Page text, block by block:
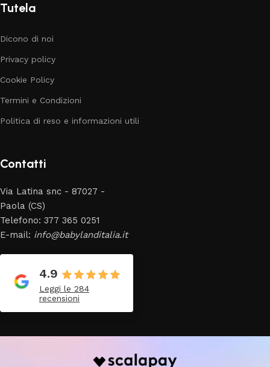
Tutela
Dicono di noi
Privacy policy
Cookie Policy
Termini e Condizioni
Politica di reso e informazioni utili
Contatti
Via Latina snc - 87027 -
Paola (CS)
Telefono: 377 365 0251
E-mail: info@babylanditalia.it
4.9
Leggi le 284
recensioni